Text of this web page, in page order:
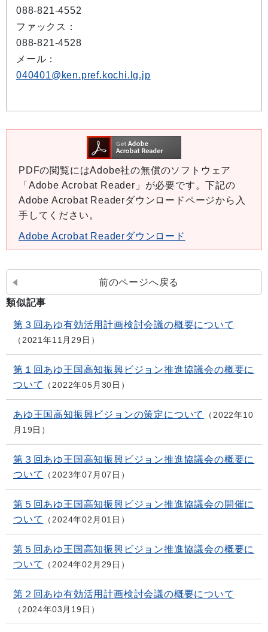
088-821-4552
ファックス：
088-821-4528
メール：
040401@ken.pref.kochi.lg.jp
PDFの閲覧にはAdobe社の無償のソフトウェア
「Adobe Acrobat Reader」が必要です。下記の
Adobe Acrobat Readerダウンロードページから入
手してください。
Adobe Acrobat Readerダウンロード
前のページへ戻る
類似記事
第３回あゆ有効活用計画検討会議の概要について
2021年11月29日
第１回あゆ王国高知振興ビジョン推進協議会の概要に
ついて
2022年05月30日
あゆ王国高知振興ビジョンの策定について
2022年10
月19日
第３回あゆ王国高知振興ビジョン推進協議会の概要に
ついて
2023年07月07日
第５回あゆ王国高知振興ビジョン推進協議会の開催に
ついて
2024年02月01日
第５回あゆ王国高知振興ビジョン推進協議会の概要に
ついて
2024年02月29日
第２回あゆ有効活用計画検討会議の概要について
2024年03月19日